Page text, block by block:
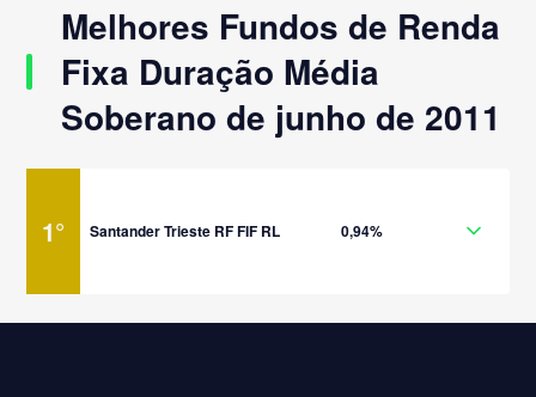
Melhores Fundos de Renda
Fixa Duração Média
Soberano de junho de 2011
1° Santander Trieste RF FIF RL 0,94%